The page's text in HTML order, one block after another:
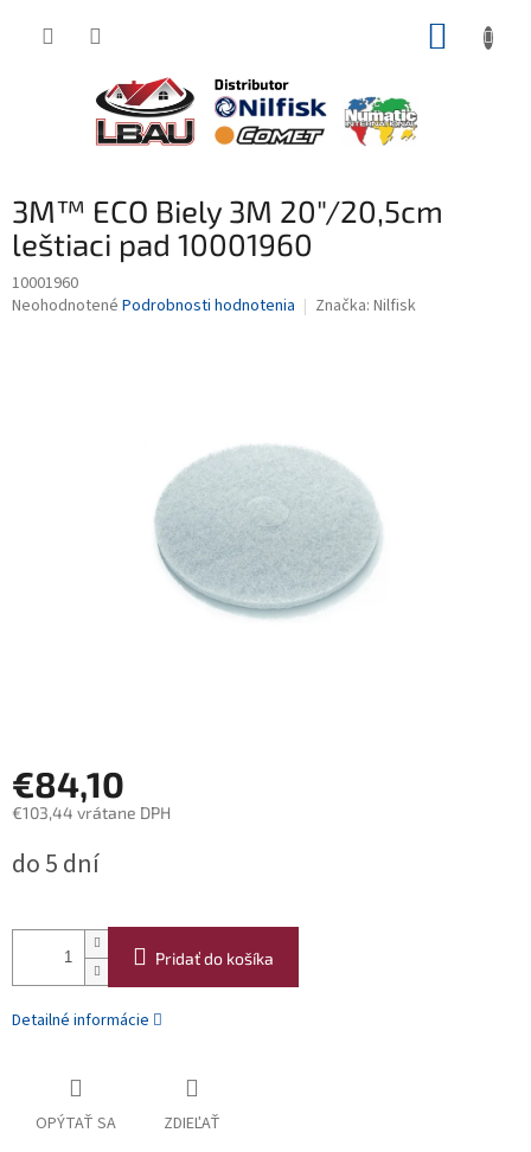
3M™ ECO Biely 3M 20"/20,5cm
leštiaci pad 10001960
10001960
Priemerné
Neohodnotené Podrobnosti hodnotenia Značka: Nilfisk
€84,10
€103,44 vrátane DPH
cena:
do 5 dní
Pridať do košíka
Detailné informácie
OPÝTAŤ SA ZDIEĽAŤ